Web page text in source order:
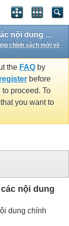
Công Văn 586/TCT-CS Hướng dẫn các nội dung chính sách mới về thuế GTGT.
chính sách mới về
the FAQ by
register before
proceed. To
you want to
nội dung
dung chính